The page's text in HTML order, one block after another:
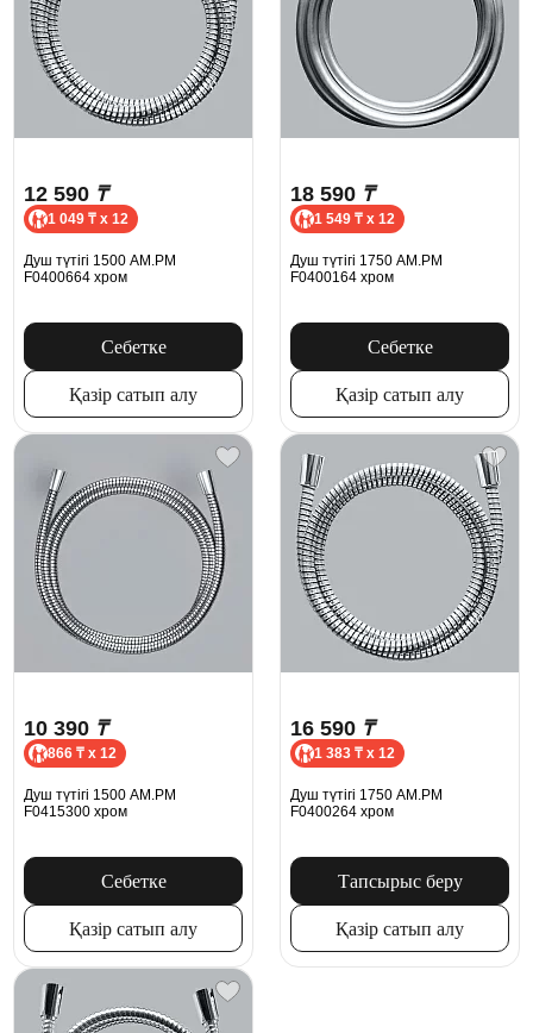
12 590 ₸
1 049 ₸ x 12
Душ түтігі 1500 AM.PM
F0400664 хром
Себетке
Қазір сатып алу
18 590 ₸
1 549 ₸ x 12
Душ түтігі 1750 AM.PM
F0400164 хром
Себетке
Қазір сатып алу
10 390 ₸
866 ₸ x 12
Душ түтігі 1500 AM.PM
F0415300 хром
Себетке
Қазір сатып алу
16 590 ₸
1 383 ₸ x 12
Душ түтігі 1750 AM.PM
F0400264 хром
Тапсырыс беру
Қазір сатып алу